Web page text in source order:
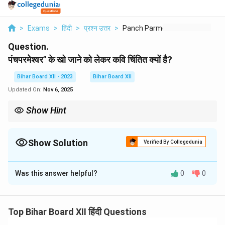
> Exams > हिंदी > प्रश्न उत्तर > Panch Parmeshwar Ke ...
Question.
पंचपरमेश्वर" के खो जाने को लेकर कवि चिंतित क्यों है?
Bihar Board XII - 2023
Bihar Board XII
Updated On: Nov 6, 2025
Show Hint
Show Solution Verified By Collegedunia
Solution and Explanation
कवि चिंतित है क्योंकि "पंचपरमेश्वर" का खो जाना केवल एक व्यक्ति का
की प्रतीक था। जब इस प्रकार के आदर्शों का ह्रास होता है, तो इससे
Was this answer helpful? 0 0
Top Bihar Board XII हिंदी Questions